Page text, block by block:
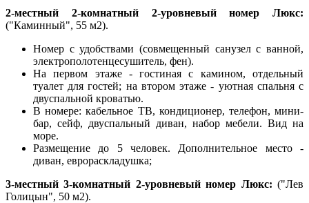
2-местный 2-комнатный 2-уровневый номер Люкс:
("Каминный", 55 м2).
Номер с удобствами (совмещенный санузел с ванной,
электрополотенцесушитель, фен).
На первом этаже - гостиная с камином, отдельный
туалет для гостей; на втором этаже - уютная спальня с
двуспальной кроватью.
В номере: кабельное ТВ, кондиционер, телефон, мини-
бар, сейф, двуспальный диван, набор мебели. Вид на
море.
Размещение до 5 человек. Дополнительное место -
диван, еврораскладушка;
3-местный 3-комнатный 2-уровневый номер Люкс: ("Лев
Голицын", 50 м2).